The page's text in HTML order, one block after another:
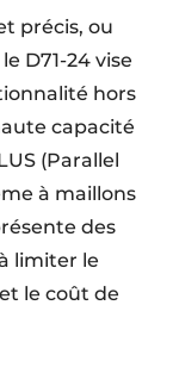
précis, ou
D71-24 vise
hors
capacité
(Parallel
à maillons
des
limiter le
le coût de